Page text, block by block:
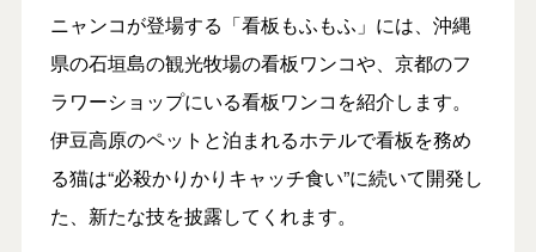
ニャンコが登場する「看板もふもふ」には、沖縄
県の石垣島の観光牧場の看板ワンコや、京都のフ
ラワーショップにいる看板ワンコを紹介します。
伊豆高原のペットと泊まれるホテルで看板を務め
る猫は“必殺かりかりキャッチ食い”に続いて開発し
た、新たな技を披露してくれます。